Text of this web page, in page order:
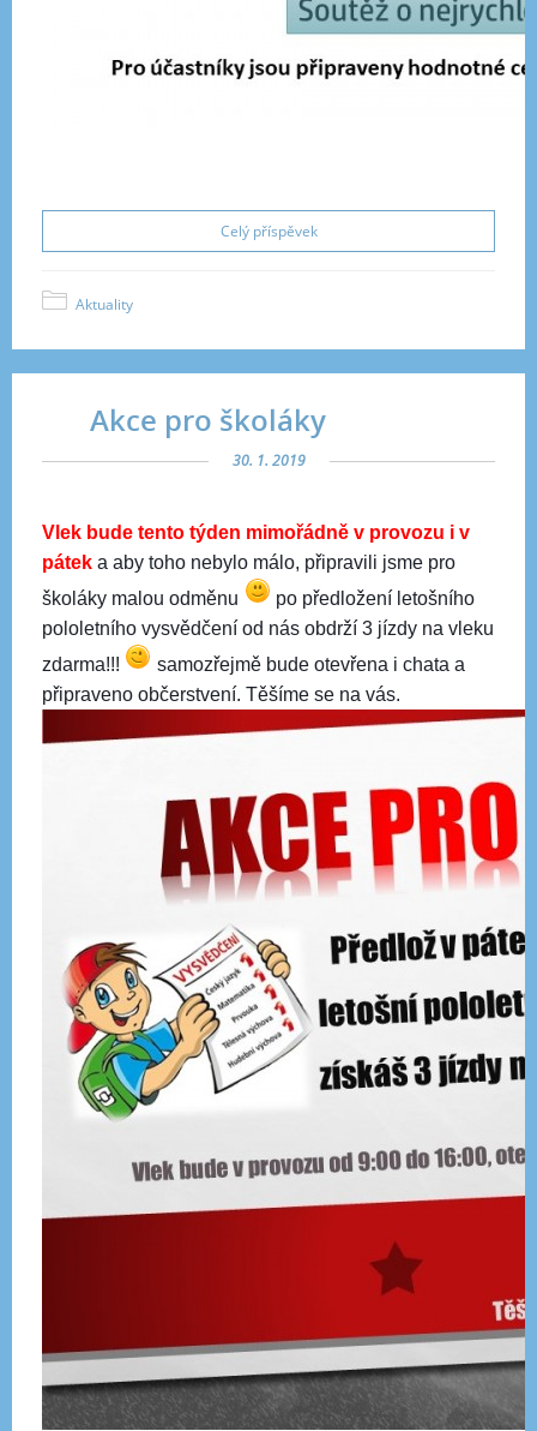
Celý příspěvek
Aktuality
Akce pro školáky
30. 1. 2019
Vlek bude tento týden mimořádně v provozu i v
pátek a aby toho nebylo málo, připravili jsme pro
školáky malou odměnu
po předložení letošního
pololetního vysvědčení od nás obdrží 3 jízdy na vleku
zdarma!!!
samozřejmě bude otevřena i chata a
připraveno občerstvení. Těšíme se na vás.